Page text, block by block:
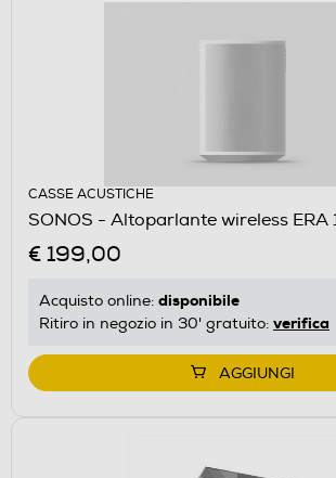
CASSE ACUSTICHE
SONOS - Altoparlante wireless ERA
€ 199,00
Acquisto online: disponibile
Ritiro in negozio in 30' gratuito: verifica
AGGIUNGI